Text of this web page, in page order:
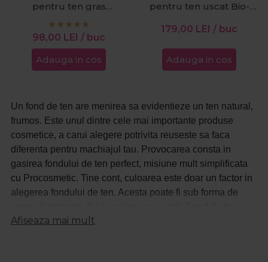
pentru ten gras
Dermanorm 50ml
98,00 LEI / buc
Adauga in cos
pentru ten uscat Bio-
179,00 LEI / buc
Adauga in cos
Un fond de ten are menirea sa evidentieze un ten natural,
frumos. Este unul dintre cele mai importante produse
cosmetice, a carui alegere potrivita reuseste sa faca
diferenta pentru machiajul tau. Provocarea consta in
gasirea fondului de ten perfect, misiune mult simplificata
cu Procosmetic. Tine cont, culoarea este doar un factor in
alegerea fondului de ten. Acesta poate fi sub forma de
Atelier Paris are o putere mare de acoperire si reuseste sa
Afiseaza mai mult